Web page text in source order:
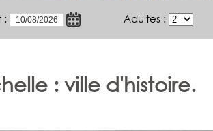
: Adultes :
: ville d'histoire.